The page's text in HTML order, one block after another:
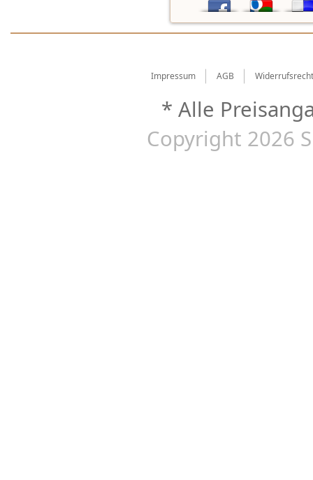
Impressum AGB Widerrufsrecht
* Alle
Copyright 2026